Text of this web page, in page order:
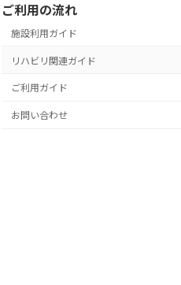
ご利用の流れ
施設利用ガイド
リハビリ関連ガイド
ご利用ガイド
お問い合わせ